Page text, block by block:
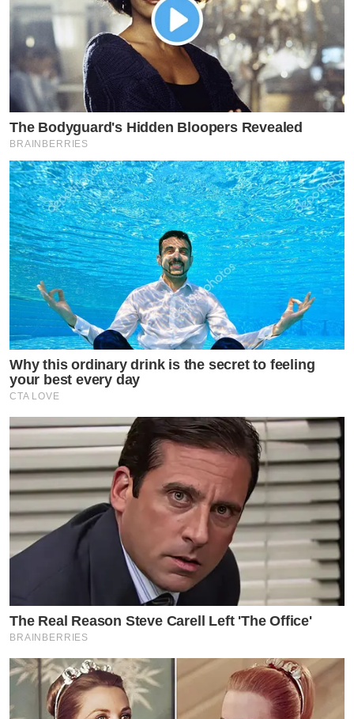
The Bodyguard's Hidden Bloopers Revealed
BRAINBERRIES
Why this ordinary drink is the secret to feeling
your best every day
CTA LOVE
The Real Reason Steve Carell Left 'The Office'
BRAINBERRIES